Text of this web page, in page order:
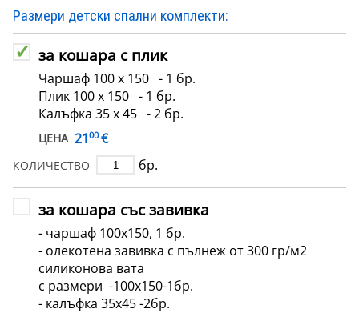
Размери детски спални комплекти:
за кошара с плик
Чаршаф 100 х 150 - 1 бр.
Плик 100 х 150 - 1 бр.
Калъфка 35 х 45 - 2 бр.
ЦЕНА 2100 €
КОЛИЧЕСТВО бр.
за кошара със завивка
- чаршаф 100x150, 1 бр.
- олекотена завивка с пълнеж от 300 гр/м2
силиконова вата
с размери -100x150-1бр.
- калъфка 35х45 -2бр.